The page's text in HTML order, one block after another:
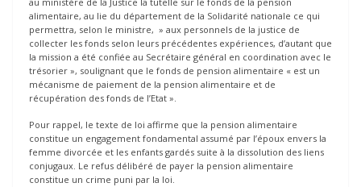
alimentaire, au lie du département de la Solidarité nationale ce qui
permettra, selon le ministre, » aux personnels de la justice de
collecter les fonds selon leurs précédentes expériences, d’autant que
la mission a été confiée au Secrétaire général en coordination avec le
trésorier », soulignant que le fonds de pension alimentaire « est un
mécanisme de paiement de la pension alimentaire et de
récupération des fonds de l’Etat ».
Pour rappel, le texte de loi affirme que la pension alimentaire
constitue un engagement fondamental assumé par l’époux envers la
femme divorcée et les enfants gardés suite à la dissolution des liens
conjugaux. Le refus délibéré de payer la pension alimentaire
constitue un crime puni par la loi.